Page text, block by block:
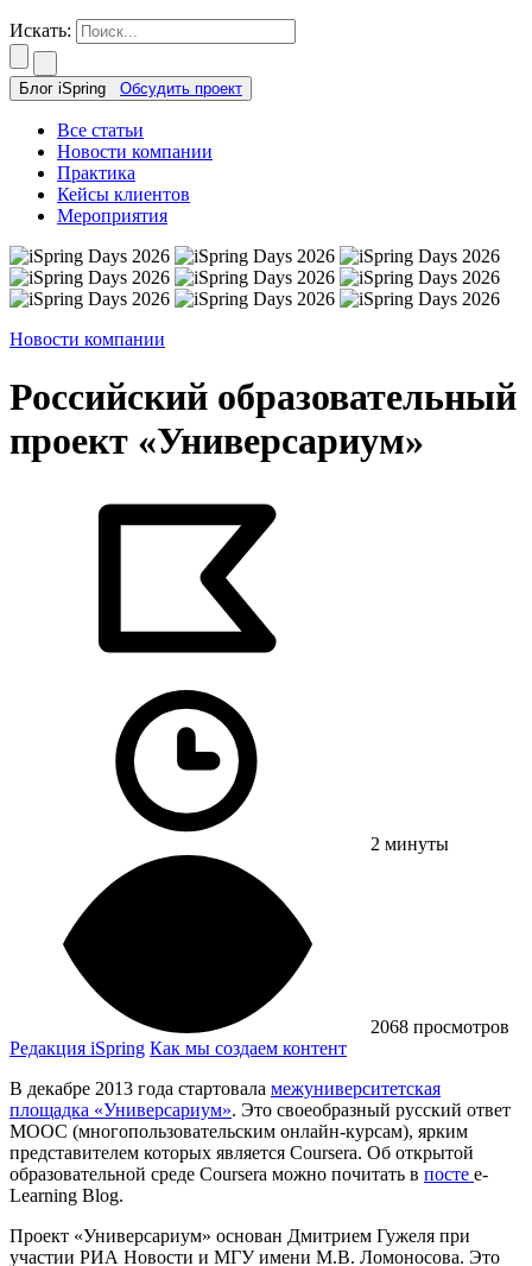
Искать:
Блог iSpring Обсудить проект
Все статьи
Новости компании
Практика
Кейсы клиентов
Мероприятия
Новости компании
Российский образовательный
проект «Универсариум»
2 минуты
2068 просмотров
Редакция iSpring Как мы создаем контент
В декабре 2013 года стартовала межуниверситетская
площадка «Универсариум». Это своеобразный русский ответ
MOOC (многопользовательским онлайн-курсам), ярким
представителем которых является Coursera. Об открытой
образовательной среде Coursera можно почитать в посте e-
Learning Blog.
Проект «Универсариум» основан Дмитрием Гужеля при
участии РИА Новости и МГУ имени М.В. Ломоносова. Это